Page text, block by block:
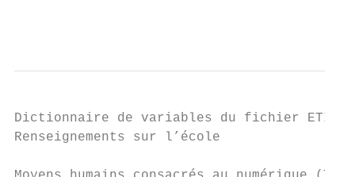
Dictionnaire de variables du fichier ETIC 1
Renseignements sur l’école